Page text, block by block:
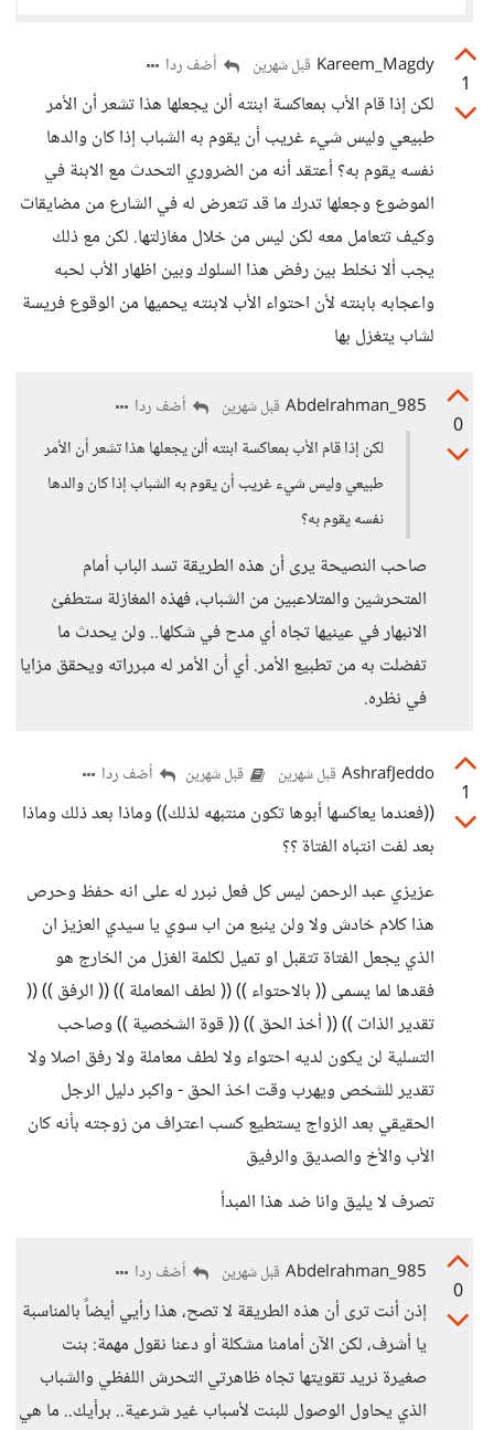
1
Kareem_Magdy قبل شهرين أضف ردا
لكن إذا قام الأب بمعاكسة ابنته ألن يجعلها هذا تشعر أن الأمر
طبيعي وليس شيء غريب أن يقوم به الشباب إذا كان والدها
نفسه يقوم به؟ أعتقد أنه من الضروري التحدث مع الابنة في
الموضوع وجعلها تدرك ما قد تتعرض له في الشارع من مضايقات
وكيف تتعامل معه لكن ليس من خلال مغازلتها. لكن مع ذلك
يجب ألا نخلط بين رفض هذا السلوك وبين اظهار الأب لحبه
واعجابه بابنته لأن احتواء الأب لابنته يحميها من الوقوع فريسة
لشاب يتغزل بها
0
Abdelrahman_985 قبل شهرين
أضف ردا
لكن إذا قام الأب بمعاكسة ابنته ألن يجعلها هذا تشعر أن الأمر
طبيعي وليس شيء غريب أن يقوم به الشباب إذا كان والدها
نفسه يقوم به؟
صاحب النصيحة يرى أن هذه الطريقة تسد الباب أمام
المتحرشين والمتلاعبين من الشباب، فهذه المغازلة ستطفئ
الانبهار في عينيها تجاه أي مدح في شكلها.. ولن يحدث ما
تفضلت به من تطبيع الأمر. أي أن الأمر له مبرراته ويحقق مزايا
في نظره.
1
AshrafJeddo قبل شهرين قبل شهرين أضف ردا
((فعندما يعاكسها أبوها تكون منتبهه لذلك)) وماذا بعد ذلك وماذا
بعد لفت انتباه الفتاة ؟؟
عزيزي عبد الرحمن ليس كل فعل نبرر له على انه حفظ وحرص
هذا كلام خادش ولا ولن ينبع من اب سوي يا سيدي العزيز ان
الذي يجعل الفتاة تتقبل او تميل لكلمة الغزل من الخارج هو
فقدها لما يسمى (( بالاحتواء )) (( لطف المعاملة )) (( الرفق )) ((
تقدير الذات )) (( أخذ الحق )) (( قوة الشخصية )) وصاحب
التسلية لن يكون لديه احتواء ولا لطف معاملة ولا رفق اصلا ولا
تقدير للشخص ويهرب وقت اخذ الحق - واكبر دليل الرجل
الحقيقي بعد الزواج يستطيع كسب اعتراف من زوجته بأنه كان
الأب والأخ والصديق والرفيق
تصرف لا يليق وانا ضد هذا المبدأ
0
Abdelrahman_985 قبل شهرين أضف ردا
إذن أنت ترى أن هذه الطريقة لا تصح، هذا رأيي أيضاً بالمناسبة
يا أشرف، لكن الآن أمامنا مشكلة أو دعنا نقول مهمة: بنت
صغيرة نريد تقويتها تجاه ظاهرتي التحرش اللفظي والشباب
الذي يحاول الوصول للبنت لأسباب غير شرعية.. برأيك.. ما هي